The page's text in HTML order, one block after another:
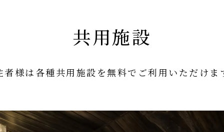
共用施設
者様は各種共用施設を無料でご利用いただけま